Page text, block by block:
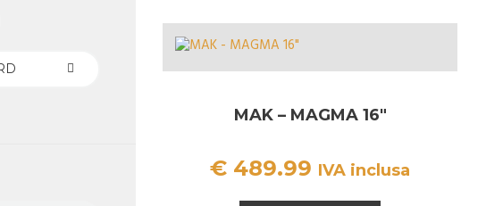
MAK – MAGMA 16″
€ 489.99 IVA inclusa